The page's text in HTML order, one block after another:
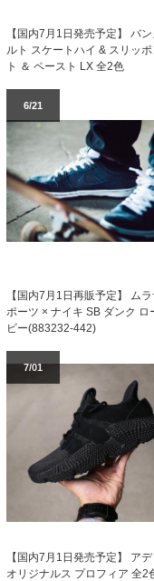
【国内7月1日発売予定】 バ
ルト スケートハイ & スリッポ
ト ＆ ペースト LX 全2色
6/21
【国内7月1日再販予定】 ム
ポーツ × ナイキ SB ダンク ロ
ビー(883232-442)
7/01
【国内7月1日発売予定】 ア
オリジナルス プロフィア 全2